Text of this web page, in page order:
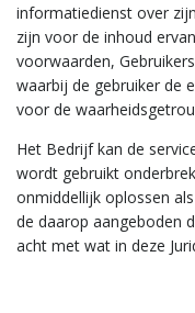
informatiedienst over
zijn voor de inhoud
voorwaarden,
waarbij de gebruiker de
voor de
Het Bedrijf kan de
wordt gebruikt
onmiddellijk oplossen
de daarop aangeboden
acht met wat in deze